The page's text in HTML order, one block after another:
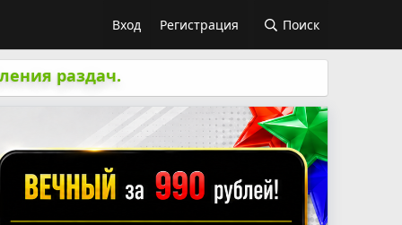
Вход Регистрация Поиск
раздач.